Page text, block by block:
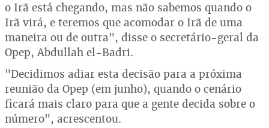
o Irã está chegando, mas não sabemos quando o
Irã virá, e teremos que acomodar o Irã de uma
maneira ou de outra", disse o secretário-geral da
Opep, Abdullah el-Badri.
"Decidimos adiar esta decisão para a próxima
reunião da Opep (em junho), quando o cenário
ficará mais claro para que a gente decida sobre o
número", acrescentou.